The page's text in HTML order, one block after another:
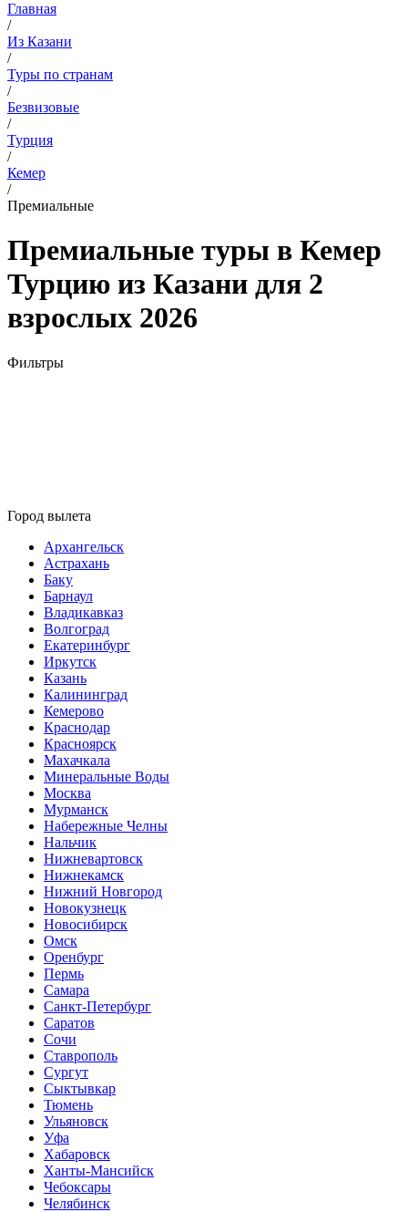
Главная
/
Из Казани
/
Туры по странам
/
Безвизовые
/
Турция
/
Кемер
/
Премиальные
Премиальные туры в Кемер
Турцию из Казани для 2
взрослых 2026
Фильтры
Город вылета
Архангельск
Астрахань
Баку
Барнаул
Владикавказ
Волгоград
Екатеринбург
Иркутск
Казань
Калининград
Кемерово
Краснодар
Красноярск
Махачкала
Минеральные Воды
Москва
Мурманск
Набережные Челны
Нальчик
Нижневартовск
Нижнекамск
Нижний Новгород
Новокузнецк
Новосибирск
Омск
Оренбург
Пермь
Самара
Санкт-Петербург
Саратов
Сочи
Ставрополь
Сургут
Сыктывкар
Тюмень
Ульяновск
Уфа
Хабаровск
Ханты-Мансийск
Чебоксары
Челябинск